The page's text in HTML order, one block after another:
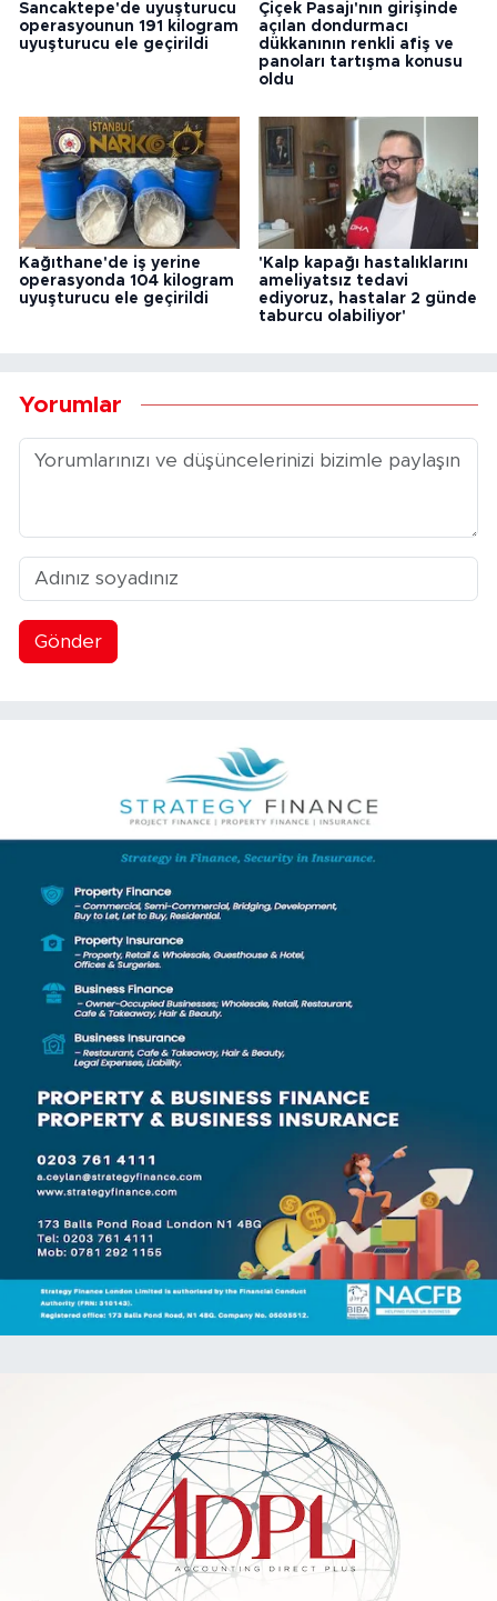
Sancaktepe'de uyuşturucu
operasyounun 191 kilogram
uyuşturucu ele geçirildi
Çiçek Pasajı'nın girişinde
açılan dondurmacı
dükkanının renkli afiş ve
panoları tartışma konusu
oldu
Kağıthane'de iş yerine
operasyonda 104 kilogram
uyuşturucu ele geçirildi
'Kalp kapağı hastalıklarını
ameliyatsız tedavi
ediyoruz, hastalar 2 günde
taburcu olabiliyor'
Yorumlar
Gönder